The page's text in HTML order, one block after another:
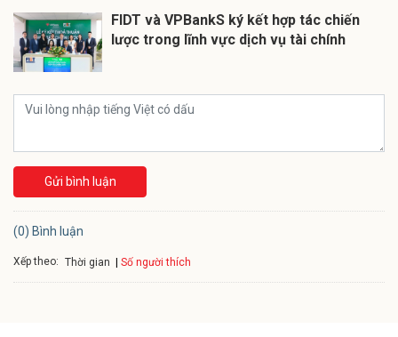
FIDT và VPBankS ký kết hợp tác chiến
lược trong lĩnh vực dịch vụ tài chính
Gửi bình luận
(0) Bình luận
Xếp theo: Thời gian Số người thích